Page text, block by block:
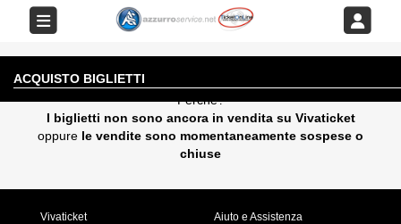
ACQUISTO BIGLIETTI
EVENTO AL MOMENTO NON DISPONIBILE
Perchè?
I biglietti non sono ancora in vendita su Vivaticket
oppure le vendite sono momentaneamente sospese o
chiuse
Vivaticket Aiuto e Assistenza